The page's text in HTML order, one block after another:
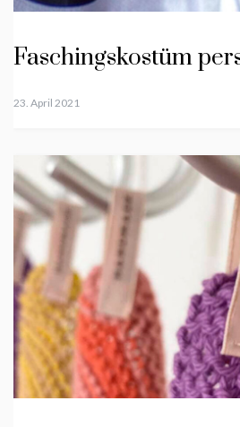
Faschingskostüm
23. April 2021